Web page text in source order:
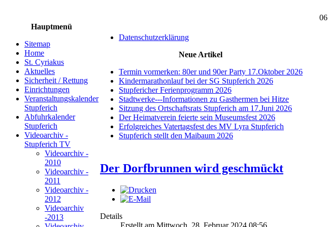
06
Hauptmenü
Sitemap
Home
St. Cyriakus
Aktuelles
Sicherheit / Rettung
Einrichtungen
Veranstaltungskalender
Stupferich
Abfuhrkalender
Stupferich
Videoarchiv -
Stupferich TV
Videoarchiv -
2010
Videoarchiv -
2011
Videoarchiv -
2012
Videoarchiv
-2013
Datenschutzerklärung
Neue Artikel
Termin vormerken: 80er und 90er Party 17.Oktober 2026
Kindermarathonlauf bei der SG Stupferich 2026
Stupfericher Ferienprogramm 2026
Stadtwerke---Informationen zu Gasthermen bei Hitze
Sitzung des Ortschaftsrats Stupferich am 17.Juni 2026
Der Heimatverein feierte sein Museumsfest 2026
Erfolgreiches Vatertagsfest des MV Lyra Stupferich
Stupferich stellt den Maibaum 2026
Der Dorfbrunnen wird geschmückt
Details
Erstellt am Mittwoch, 28. Februar 2024 08:56